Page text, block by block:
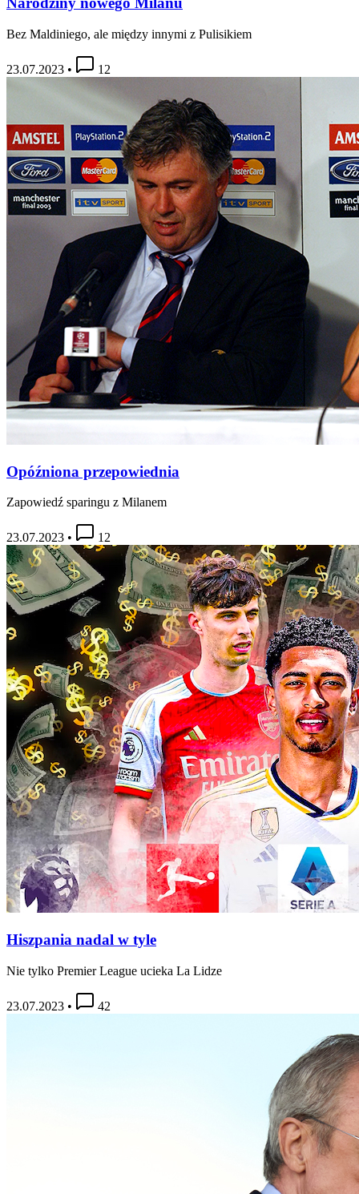
Bez Maldiniego, ale między innymi z Pulisikiem
23.07.2023 • 12
Opóźniona przepowiednia
Zapowiedź sparingu z Milanem
23.07.2023 • 12
Hiszpania nadal w tyle
Nie tylko Premier League ucieka La Lidze
23.07.2023 • 42